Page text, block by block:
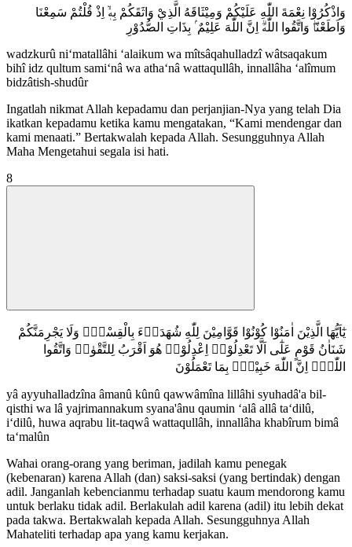
وَاذْكُرُوْا نِعْمَةَ اللّٰهِ عَلَيْكُمْ وَمِيْثَاقَهُ الَّذِيْ وَاثَقَكُمْ بِهٖٓۙ اِذْ قُلْتُمْ سَمِعْنَا
وَاَطَعْنَاۖ وَاتَّقُوا اللّٰهَۗ اِنَّ اللّٰهَ عَلِيْمٌ ۢ بِذَاتِ الصُّدُوْرِ
wadzkurû ni‘matallâhi ‘alaikum wa mîtsâqahulladzî wâtsaqakum
bihî idz qultum sami‘nâ wa atha‘nâ wattaqullâh, innallâha ‘alîmum
bidzâtish-shudûr
Ingatlah nikmat Allah kepadamu dan perjanjian-Nya yang telah Dia
ikatkan kepadamu ketika kamu mengatakan, “Kami mendengar dan
kami menaati.” Bertakwalah kepada Allah. Sesungguhnya Allah
Maha Mengetahui segala isi hati.
8
يٰٓاَيُّهَا الَّذِيْنَ اٰمَنُوْا كُوْنُوْا قَوَّامِيْنَ لِلّٰهِ شُهَدَاۤءَ بِالْقِسْطِۖ وَلَا يَجْرِمَنَّكُمْ
شَنَاٰنُ قَوْمٍ عَلٰٓى اَلَّا تَعْدِلُوْاۗ اِعْدِلُوْاۗ هُوَ اَقْرَبُ لِلتَّقْوٰىۖ وَاتَّقُوا
اللّٰهَۗ اِنَّ اللّٰهَ خَبِيْرٌۢ بِمَا تَعْمَلُوْنَ
yâ ayyuhalladzîna âmanû kûnû qawwâmîna lillâhi syuhadâ'a bil-
qisthi wa lâ yajrimannakum syana'ânu qaumin ‘alâ allâ ta‘dilû,
i‘dilû, huwa aqrabu lit-taqwâ wattaqullâh, innallâha khabîrum bimâ
ta‘malûn
Wahai orang-orang yang beriman, jadilah kamu penegak
(kebenaran) karena Allah (dan) saksi-saksi (yang bertindak) dengan
adil. Janganlah kebencianmu terhadap suatu kaum mendorong kamu
untuk berlaku tidak adil. Berlakulah adil karena (adil) itu lebih dekat
pada takwa. Bertakwalah kepada Allah. Sesungguhnya Allah
Mahateliti terhadap apa yang kamu kerjakan.